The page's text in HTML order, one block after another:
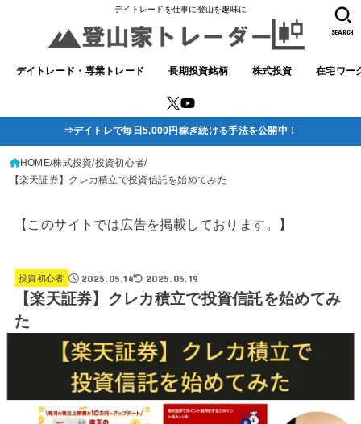
デイトレードを仕事に登山を趣味に
デイトレード・専業トレード 長期投資銘柄 株式投資 在宅ワー
SEARCH
⇒デイトレで毎日5,000円稼ぎ続ける手法を公開中！
HOME 株式投資 投資初心者
【楽天証券】クレカ積立で投資信託を始めてみた
【このサイトでは広告を掲載しております。】
投資初心者 2025.05.14 2025.05.19
【楽天証券】クレカ積立で投資信託を始めてみ
た